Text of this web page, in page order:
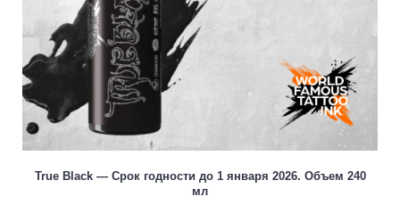
True Black — Cрок годности до 1 января 2026. Объем 240
мл